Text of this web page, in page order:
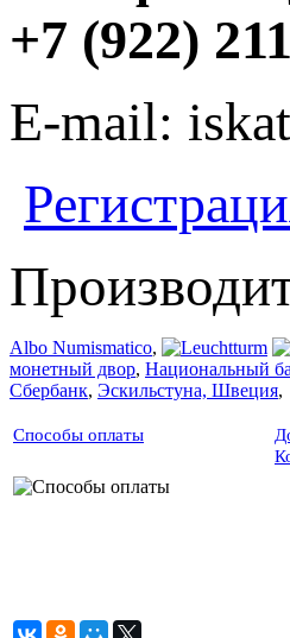
+7 (922)
E-mail:
Albo Numismatico,
монетный двор, Национальный
Сбербанк, Эскильстуна, Швеция,
Способы оплаты